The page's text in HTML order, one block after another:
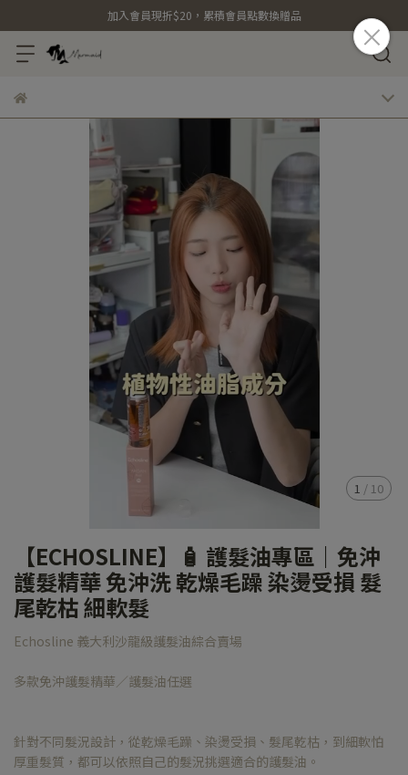
加入會員現折$20，累積會員點數換贈品
1 / 10
【ECHOSLINE】🧴 護髮油專區｜免沖
護髮精華 免沖洗 乾燥毛躁 染燙受損 髮
尾乾枯 細軟髮
Echosline 義大利沙龍級護髮油綜合賣場
多款免沖護髮精華／護髮油任選
針對不同髮況設計，從乾燥毛躁、染燙受損、髮尾乾枯，到細軟怕
厚重髮質，都可以依照自己的髮況挑選適合的護髮油。